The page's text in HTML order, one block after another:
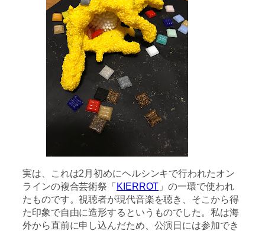
実は、これは2月初めにヘルシンキで行われたオン
ラインの複合芸術祭「KIERROT 」の一環で使われ
たものです。視聴者が現代音楽を聴き、そこから得
た印象で自由に造形するというものでした。私は海
外から直前に申し込んだため、公演日には参加でき